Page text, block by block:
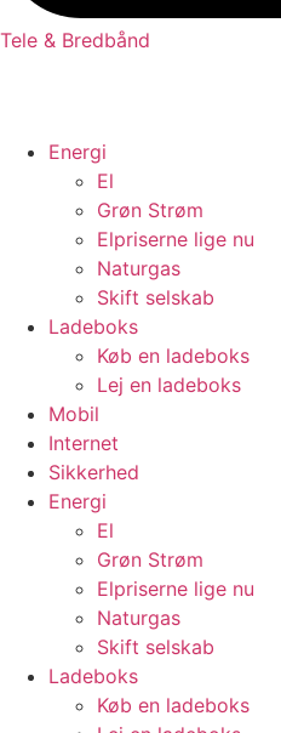
Tele & Bredbånd
Energi
El
Grøn Strøm
Elpriserne lige nu
Naturgas
Skift selskab
Ladeboks
Køb en ladeboks
Lej en ladeboks
Mobil
Internet
Sikkerhed
Energi
El
Grøn Strøm
Elpriserne lige nu
Naturgas
Skift selskab
Ladeboks
Køb en ladeboks